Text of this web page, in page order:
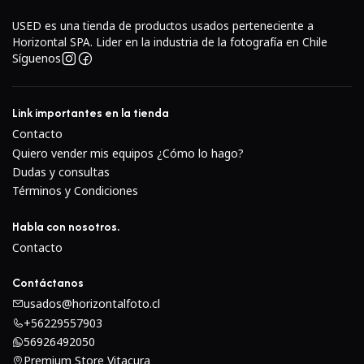
para retratos y moda.
Óptica reconocida por su nitidez, contraste y bokeh
intercambiables.
Obturador central en el lente con
flash en todas las velocidades.
Construcción metálica robusta, diseñada para uso
profesional intensivo.
Compatible con la serie de lentes y accesorios
Hasselblad V-System.
retrato.
USED es una tienda de productos usados perteneciente a
Horizontal SPA. Lider en la industria de la fotografía en Chile
Síguenos
Link importantes en la tienda
Contacto
Quiero vender mis equipos ¿Cómo lo hago?
Dudas y consultas
Términos y Condiciones
Habla con nosotros.
Contacto
Contáctanos
usados@horizontalfoto.cl
+56229557903
56926492050
Premium Store Vitacura